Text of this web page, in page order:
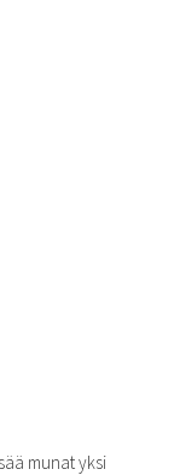
munat yksi